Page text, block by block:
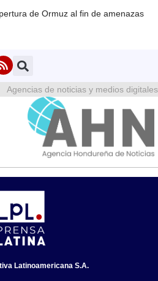
de Ormuz al fin de amenazas
Agencias de noticias y medios digitales
Latinoamericana S.A.